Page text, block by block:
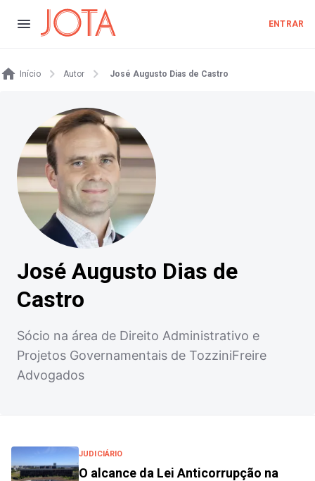
ENTRAR
Início Autor José Augusto Dias de Castro
José Augusto Dias de
Castro
Sócio na área de Direito Administrativo e
Projetos Governamentais de TozziniFreire
Advogados
JUDICIÁRIO
O alcance da Lei Anticorrupção na